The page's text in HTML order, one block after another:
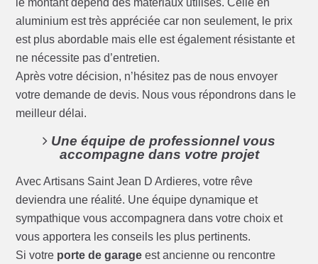
le montant dépend des matériaux utilisés. Celle en
aluminium est très appréciée car non seulement, le prix
est plus abordable mais elle est également résistante et
ne nécessite pas d’entretien.
Après votre décision, n’hésitez pas de nous envoyer
votre demande de devis. Nous vous répondrons dans le
meilleur délai.
Une équipe de professionnel vous
accompagne dans votre projet
Avec Artisans Saint Jean D Ardieres, votre rêve
deviendra une réalité. Une équipe dynamique et
sympathique vous accompagnera dans votre choix et
vous apportera les conseils les plus pertinents.
Si votre porte de garage est ancienne ou rencontre